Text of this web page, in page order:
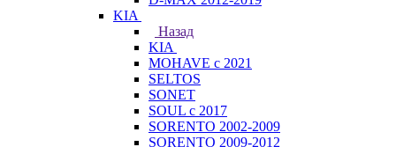
KIA
Назад
KIA
MOHAVE с 2021
SELTOS
SONET
SOUL с 2017
SORENTO 2002-2009
SORENTO 2009-2012